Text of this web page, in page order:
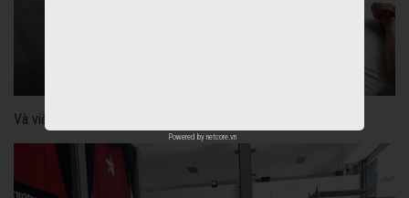
Và viết chia sẻ trong sổ tang
Powered by netcore.vn